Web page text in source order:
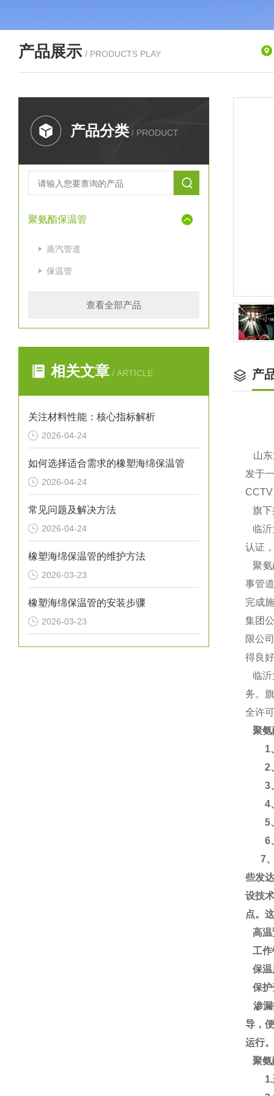
产品展示 / PRODUCTS PLAY
产品分类 / PRODUCT
聚氨酯保温管
蒸汽管道
保温管
查看全部产品
相关文章 / ARTICLE
关注材料性能：核心指标解析
2026-04-24
如何选择适合需求的橡塑海绵保温管
2026-04-24
常见问题及解决方法
2026-04-24
橡塑海绵保温管的维护方法
2026-03-23
橡塑海绵保温管的安装步骤
2026-03-23
产
山东
发于
旗下
临沂
认证
聚氨
事管
完成
集团
限公
得良
临沂
务。
全许
聚
1、
2、
3、
4、
5、
6、
7、
些发
设技
点。
高温
工作
保温
保护
渗漏
导，
运行。
聚氨
1.聚